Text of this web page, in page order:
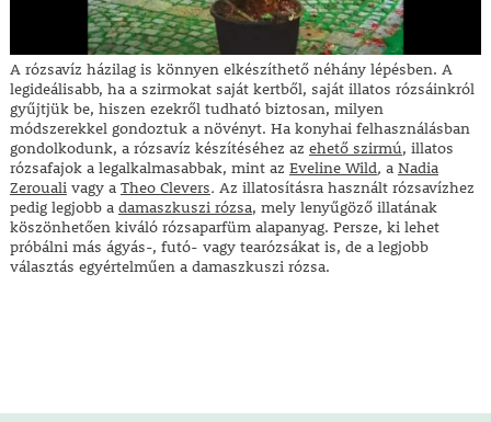
A rózsavíz házilag is könnyen elkészíthető néhány lépésben. A
legideálisabb, ha a szirmokat saját kertből, saját illatos rózsáinkról
gyűjtjük be, hiszen ezekről tudható biztosan, milyen
módszerekkel gondoztuk a növényt. Ha konyhai felhasználásban
gondolkodunk, a rózsavíz készítéséhez az ehető szirmú, illatos
rózsafajok a legalkalmasabbak, mint az Eveline Wild, a Nadia
Zerouali vagy a Theo Clevers. Az illatosításra használt rózsavízhez
pedig legjobb a damaszkuszi rózsa, mely lenyűgöző illatának
köszönhetően kiváló rózsaparfüm alapanyag. Persze, ki lehet
próbálni más ágyás-, futó- vagy tearózsákat is, de a legjobb
választás egyértelműen a damaszkuszi rózsa.